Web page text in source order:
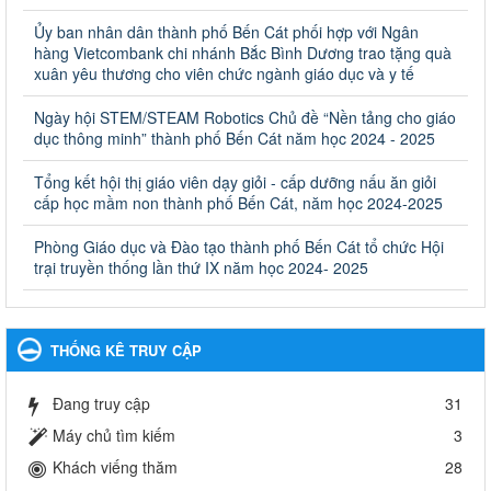
Quyết định công bố thủ tục hành chính bị bãi bỏ trong lĩnh
vực giáo dục đào tạo thuộc hệ giáo dục quốc dân và cơ sở
giáo dục khác thuộc thẩm quyền giải quyết của Sở Giáo dục
và Đào tạo, Ủy ban nhân dân cấp huyện
Quyết định công bố thủ tục hành chính bị bãi bỏ trong lĩnh vực
giáo dục đào tạo thuộc hệ giáo dục quốc dân và cơ sở giáo dục
khác thuộc thẩm quyền giải quyết của Sở Giáo dục và Đào tạo,
Ủy ban nhân dân cấp huyện
Ngày ban hành: 30/09/2024
Hướng dẫn thực hiện nhiệm vụ giáo dục tiểu học năm học
2024-2025
Hướng dẫn thực hiện nhiệm vụ giáo dục tiểu học năm học 2024-
2025
Ngày ban hành: 26/09/2024
Tổ chức các hoạt động hè cho học sinh năm 2024
Ngày ban hành: 24/05/2024
Tổ chức phong trào trồng cây xanh trong ngành Giáo dục
Ủy ban nhân dân thành phố Bến Cát phối hợp với Ngân
hàng Vietcombank chi nhánh Bắc Bình Dương trao tặng quà
xuân yêu thương cho viên chức ngành giáo dục và y tế
Ngày hội STEM/STEAM Robotics Chủ đề “Nền tảng cho giáo
dục thông minh” thành phố Bến Cát năm học 2024 - 2025
Tổng kết hội thị giáo viên dạy giỏi - cấp dưỡng nấu ăn giỏi
cấp học mầm non thành phố Bến Cát, năm học 2024-2025
Phòng Giáo dục và Đào tạo thành phố Bến Cát tổ chức Hội
trại truyền thống lần thứ IX năm học 2024- 2025
THỐNG KÊ TRUY CẬP
Đang truy cập
31
Máy chủ tìm kiếm
3
Khách viếng thăm
28